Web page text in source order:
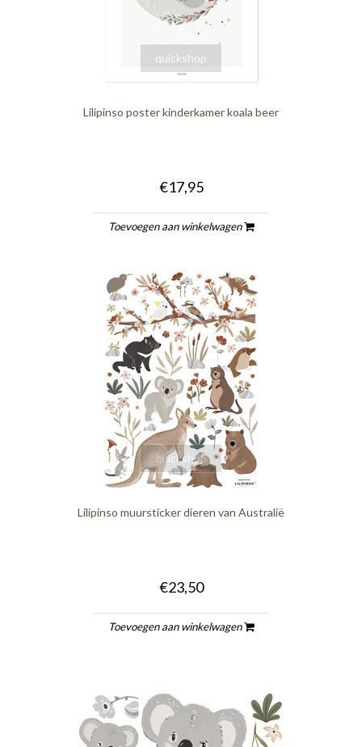
quickshop
Lilipinso poster kinderkamer koala beer
€17,95
Toevoegen aan winkelwagen
quickshop
Lilipinso muursticker dieren van Australië
€23,50
Toevoegen aan winkelwagen